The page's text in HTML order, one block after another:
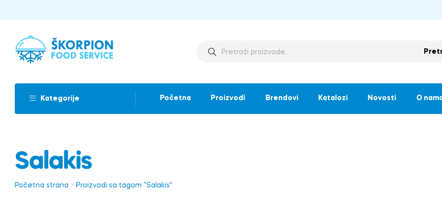
Kategorije Početna Proizvodi Brendovi Katalozi Novosti O
Salakis
Početna strana Proizvodi sa tagom “Salakis”